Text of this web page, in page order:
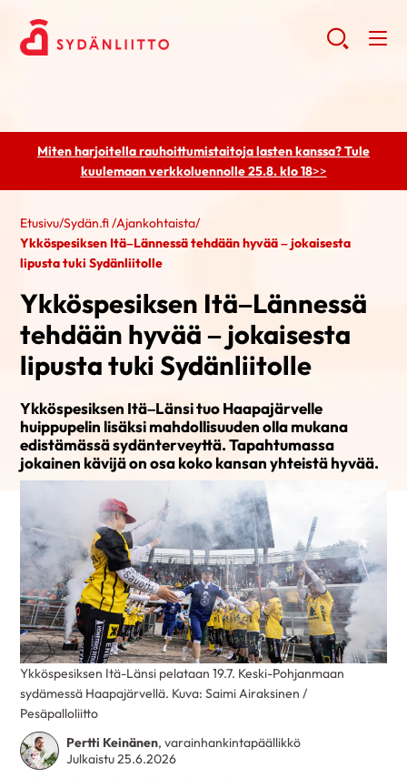
Miten harjoitella rauhoittumistaitoja lasten kanssa? Tule
kuulemaanverkkoluennolle 25.8. klo 18>>
Etusivu/Sydän.fi/Ajankohtaista/
Ykköspesiksen Itä–Lännessä tehdään hyvää – jokaisesta
lipusta tuki Sydänliitolle
Ykköspesiksen Itä–Lännessä
tehdään hyvää – jokaisesta
lipusta tuki Sydänliitolle
Ykköspesiksen Itä–Länsi tuo Haapajärvelle
huippupelin lisäksi mahdollisuuden olla mukana
edistämässä sydänterveyttä. Tapahtumassa
jokainen kävijä on osa koko kansan yhteistä hyvää.
Pertti Keinänen, varainhankintapäällikkö
Julkaistu 25.6.2026
Ykköspesiksen Itä-Länsi pelataan 19.7. Keski-Pohjanmaan
sydämessä Haapajärvellä. Kuva: Saimi Airaksinen /
Pesäpalloliitto